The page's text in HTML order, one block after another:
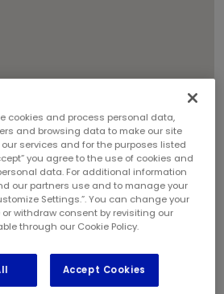
1
2
cookies and process personal data,
and browsing data to make our site
our services and for the purposes listed
you agree to the use of cookies and
data. For additional information
our partners use and to manage your
Settings.”. You can change your
withdraw consent by revisiting our
through our Cookie Policy.
Accept Cookies